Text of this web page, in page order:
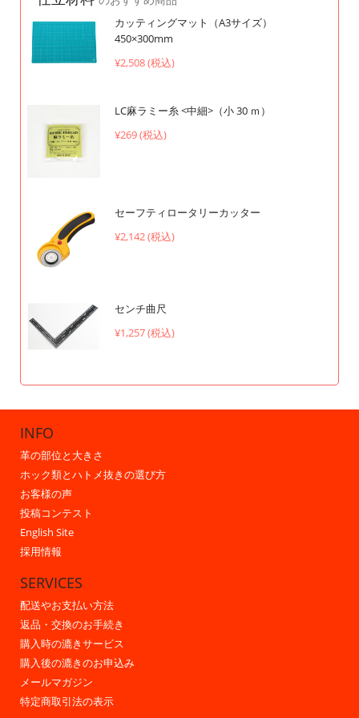
カッティングマット（A3サイズ）
450×300mm
¥2,508 (税込)
LC麻ラミー糸 <中細>（小 30 ｍ）
¥269 (税込)
セーフティロータリーカッター
¥2,142 (税込)
センチ曲尺
¥1,257 (税込)
INFO
革の部位と大きさ
ホック類とハトメ抜きの選び方
お客様の声
投稿コンテスト
English Site
採用情報
SERVICES
配送やお支払い方法
返品・交換のお手続き
購入時の漉きサービス
購入後の漉きのお申込み
メールマガジン
特定商取引法の表示